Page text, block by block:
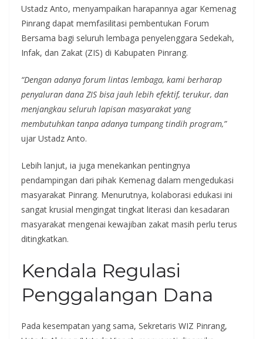
Ustadz Anto, menyampaikan harapannya agar Kemenag
Pinrang dapat memfasilitasi pembentukan Forum
Bersama bagi seluruh lembaga penyelenggara Sedekah,
Infak, dan Zakat (ZIS) di Kabupaten Pinrang.
“Dengan adanya forum lintas lembaga, kami berharap
penyaluran dana ZIS bisa jauh lebih efektif, terukur, dan
menjangkau seluruh lapisan masyarakat yang
membutuhkan tanpa adanya tumpang tindih program,”
ujar Ustadz Anto.
Lebih lanjut, ia juga menekankan pentingnya
pendampingan dari pihak Kemenag dalam mengedukasi
masyarakat Pinrang. Menurutnya, kolaborasi edukasi ini
sangat krusial mengingat tingkat literasi dan kesadaran
masyarakat mengenai kewajiban zakat masih perlu terus
ditingkatkan.
Kendala Regulasi
Penggalangan Dana
Pada kesempatan yang sama, Sekretaris WIZ Pinrang,